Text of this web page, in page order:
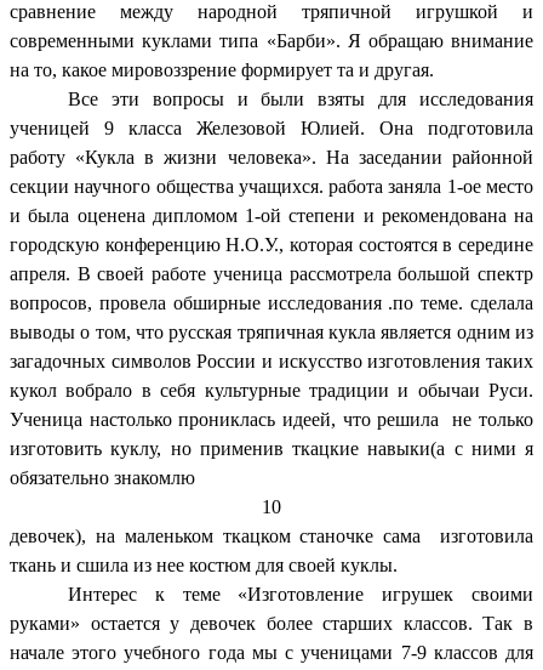
сравнение между народной тряпичной игрушкой и
современными куклами типа «Барби». Я обращаю внимание
на то, какое мировоззрение формирует та и другая.
Все эти вопросы и были взяты для исследования
ученицей 9 класса Железовой Юлией. Она подготовила
работу «Кукла в жизни человека». На заседании районной
секции научного общества учащихся. работа заняла 1-ое место
и была оценена дипломом 1-ой степени и рекомендована на
городскую конференцию Н.О.У., которая состоятся в середине
апреля. В своей работе ученица рассмотрела большой спектр
вопросов, провела обширные исследования .по теме. сделала
выводы о том, что русская тряпичная кукла является одним из
загадочных символов России и искусство изготовления таких
кукол вобрало в себя культурные традиции и обычаи Руси.
Ученица настолько прониклась идеей, что решила не только
изготовить куклу, но применив ткацкие навыки(а с ними я
обязательно знакомлю
10
девочек), на маленьком ткацком станочке сама изготовила
ткань и сшила из нее костюм для своей куклы.
Интерес к теме «Изготовление игрушек своими
руками» остается у девочек более старших классов. Так в
начале этого учебного года мы с ученицами 7-9 классов для